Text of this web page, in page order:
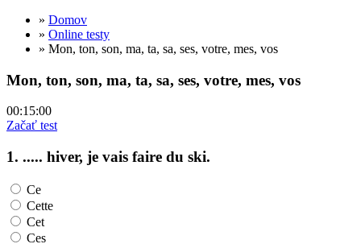
» Domov
» Online testy
» Mon, ton, son, ma, ta, sa, ses, votre, mes, vos
Mon, ton, son, ma, ta, sa, ses, votre, mes, vos
00:15:00
Začať test
1. ..... hiver, je vais faire du ski.
Ce
Cette
Cet
Ces